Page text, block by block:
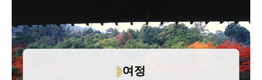
여정